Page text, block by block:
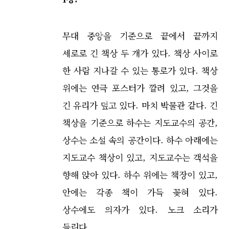
무대 중앙을 기준으로 끝에서 끝까지
세로로 긴 책상 두 개가 있다. 책상 사이로
한 사람 지나갈 수 있는 통로가 있다. 책상
위에는 연극 포스터가 깔려 있고, 그것을
긴 유리가 덮고 있다. 마치 박물관 같다. 긴
책상을 기준으로 하수는 지도교수의 공간,
상수는 소설 속의 공간이다. 하수 아래에는
지도교수 책상이 있고, 지도교수는 객석을
향해 앉아 있다. 하수 위에는 책장이 있고,
안에는 각종 책이 가득 꽂혀 있다.
상수에도 의자가 있다. 노크 소리가